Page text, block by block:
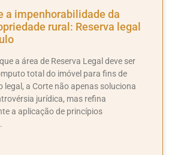
a impenhorabilidade da
rural: Reserva legal
a área de Reserva Legal deve ser
total do imóvel para fins de
legal, a Corte não apenas soluciona
jurídica, mas refina
a aplicação de princípios